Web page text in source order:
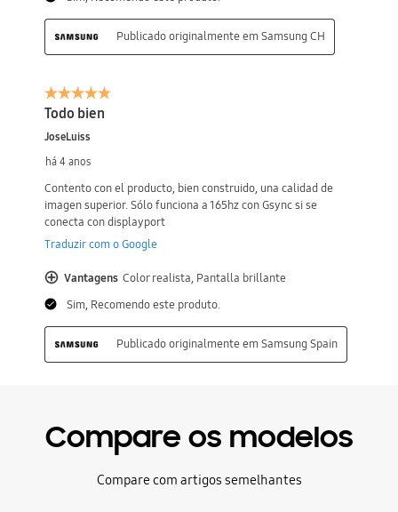
Compare os modelos
Compare com artigos semelhantes